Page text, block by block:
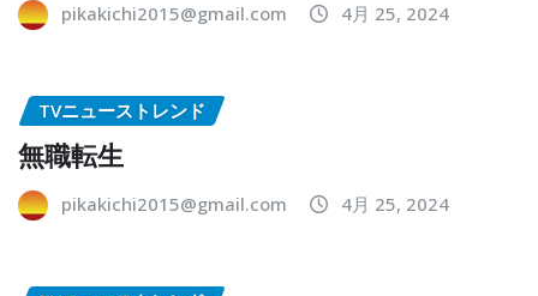
pikakichi2015@gmail.com 4月 25, 2024
TVニューストレンド
無職転生
pikakichi2015@gmail.com 4月 25, 2024